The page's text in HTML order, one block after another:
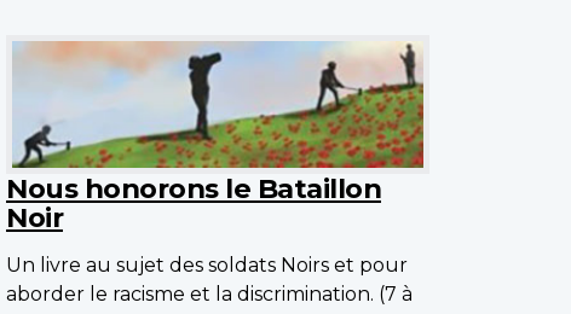
Nous honorons le Bataillon
Noir
Un livre au sujet des soldats Noirs et pour
aborder le racisme et la discrimination. (7 à